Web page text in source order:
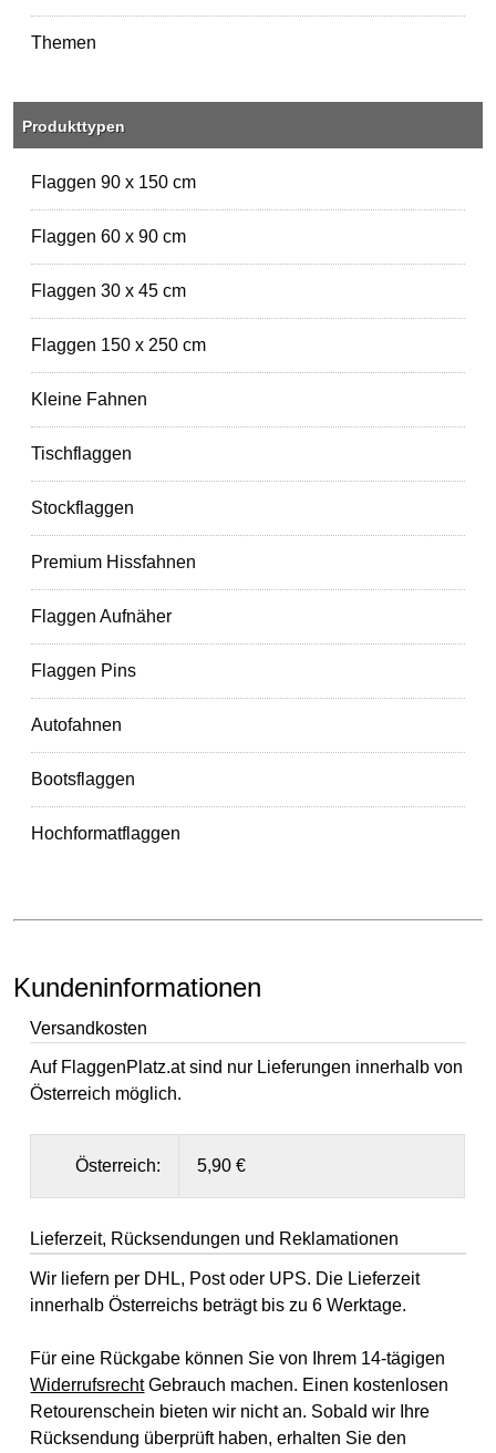
Themen
Produkttypen
Flaggen 90 x 150 cm
Flaggen 60 x 90 cm
Flaggen 30 x 45 cm
Flaggen 150 x 250 cm
Kleine Fahnen
Tischflaggen
Stockflaggen
Premium Hissfahnen
Flaggen Aufnäher
Flaggen Pins
Autofahnen
Bootsflaggen
Hochformatflaggen
Kundeninformationen
Versandkosten
Auf FlaggenPlatz.at sind nur Lieferungen innerhalb von
Österreich möglich.
Österreich: 5,90 €
Lieferzeit, Rücksendungen und Reklamationen
Wir liefern per DHL, Post oder UPS. Die Lieferzeit
innerhalb Österreichs beträgt bis zu 6 Werktage.
Für eine Rückgabe können Sie von Ihrem 14-tägigen
WiderrufsrechtGebrauch machen. Einen kostenlosen
Retourenschein bieten wir nicht an. Sobald wir Ihre
Rücksendung überprüft haben, erhalten Sie den